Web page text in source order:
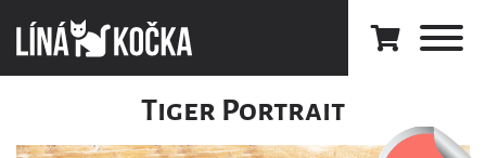
Tiger Portrait